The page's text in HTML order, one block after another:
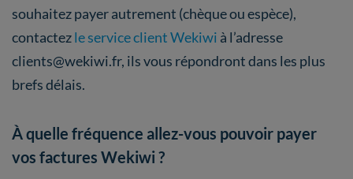
souhaitez payer autrement (chèque ou espèce),
contactezle service client Wekiwi à l’adresse
clients@wekiwi.fr, ils vous répondront dans les plus
brefs délais.
À quelle fréquence allez-vous pouvoir payer
vos factures Wekiwi ?